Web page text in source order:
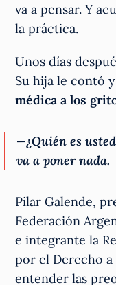
va a pensar. Y
la práctica.
Unos días
Su hija le contó
médica a los
—¿Quién es
va a poner nada.
Pilar Galende,
Federación
e integrante la
por el Derecho
entender las